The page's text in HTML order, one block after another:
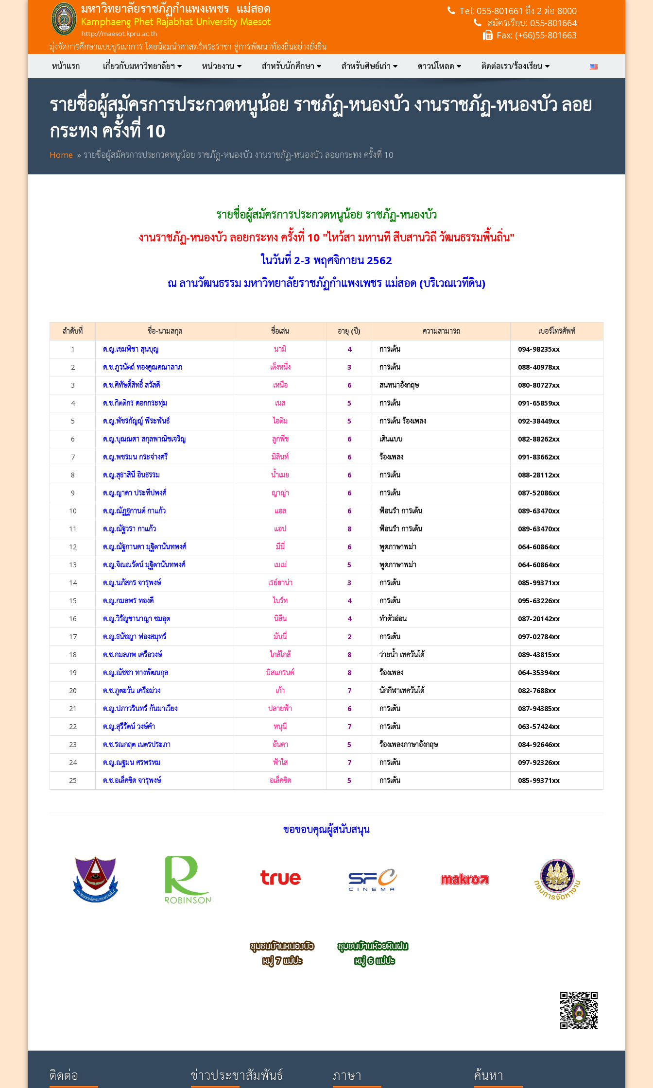
มุ่งจัดการศึกษาแบบบูรณาการ โดยน้อมนำศาสตร์พระราชา สู่การพัฒนาท้องถิ่นอย่างยั่งยืน
Tel: 055-801661 ถึง 2 ต่อ 8000
สมัครเรียน: 055-801664
Fax: (+66)55-801663
หน้าแรก เกี่ยวกับมหาวิทยาลัยฯ หน่วยงาน สำหรับนักศึกษา สำหรับศิษย์เก่า ดาวน์โหลด ติดต่อเรา/ร้องเรียน
รายชื่อผู้สมัครการประกวดหนูน้อย ราชภัฏ-หนองบัว งานราชภัฏ-หนองบัว ลอย
กระทง ครั้งที่ 10
Home รายชื่อผู้สมัครการประกวดหนูน้อย ราชภัฏ-หนองบัว งานราชภัฏ-หนองบัว ลอยกระทง ครั้งที่ 10
รายชื่อผู้สมัครการประกวดหนูน้อย ราชภัฏ-หนองบัว
งานราชภัฏ-หนองบัว ลอยกระทง ครั้งที่ 10 "ไหว้สา มหานที สืบสานวิถี วัฒนธรรมพื้นถิ่น"
ในวันที่ 2-3 พฤศจิกายน 2562
ณ ลานวัฒนธรรม มหาวิทยาลัยราชภัฏกำแพงเพชร แม่สอด (บริเวณเวทีดิน)
ลำดับที่ ชื่อ-นามสกุล ชื่อเล่น อายุ (ปี) ความสามารถ
เบอร์โทรศัพท์
1
ด.ญ.เขมพิชา สุนบุญ นามิ 4 การเต้น
094-98235xx
2
ด.ช.ภูวนัตถ์ ทองคูณคณาลาภ เต็งหนึ่ง 3 การเต้น
088-40978xx
3
ด.ช.ศิทัษดิ์สิทธิ์ สวัสดี เหนือ 6 สนทนาอังกฤษ
080-80727xx
4
ด.ช.กิตติกร ดอกกระทุ่ม เนส 5 การเต้น
091-65859xx
5
ด.ญ.พัชรกัญญ์ พีระพันธ์ ไอติม 5 การเต้น ร้องเพลง
092-38449xx
6
ด.ญ.บุณณดา สกุลพาณิชเจริญ ลูกพีช 6 เดินแบบ
082-88262xx
7
ด.ญ.พชรมน กระจ่างศรี มิลินท์ 6 ร้องเพลง
091-83662xx
8
ด.ญ.สุธาสินี อินธรรม น้ำเมย 6 การเต้น
088-28112xx
9
ด.ญ.ญาดา ประทีปพงศ์ ญาญ่า 6 การเต้น
087-52086xx
10
ด.ญ.ณัฏฐกานต์ กาแก้ว แอล 6 ฟ้อนรำ การเต้น
089-63470xx
11
ด.ญ.ณัฐวรา กาแก้ว แอป 8 ฟ้อนรำ การเต้น
089-63470xx
12
ด.ญ.ณัฐกานดา มุฐิตานันทพงศ์ มีมี่ 6 พูดภาษาพม่า
064-60864xx
13
ด.ญ.จิณณรัตน์ มุฐิตานันทพงศ์ เมเม่ 5 พูดภาษาพม่า
064-60864xx
14
ด.ญ.นภัสกร จารุพงษ์ เรย์ฮาน่า 3 การเต้น
085-99371xx
15
ด.ญ.กมลพร ทองดี ไบร์ท 4 การเต้น
095-63226xx
16
ด.ญ.วิรัญชานาญา ชมอุต นิลีน 4 ทำตัวอ่อน
087-20142xx
17
ด.ญ.ธนัชญา ฟองสมุทร์ มันนี่ 2 การเต้น
097-02784xx
18
ด.ช.กมลภพ เครือวงษ์ ใกล้ใกล้ 8 ว่ายน้ำ เทควันโด้
089-43815xx
19
ด.ญ.ณัชชา ทางพัฒนกุล มิสแกรนด์ 8 ร้องเพลง
064-35394xx
20
ด.ช.ภูตะวัน เครือม่วง เก้า 7 นักกีฬาเทควันโด้
082-7688xx
21
ด.ญ.ปภาวรินทร์ กันมาเวียง ปลายฟ้า 6 การเต้น
087-94385xx
22
ด.ญ.สุรีรัตน์ วงษ์คำ หนุนี 7 การเต้น
063-57424xx
23
ด.ช.รณกฤต เนตรประภา อันดา 5 ร้องเพลงภาษาอังกฤษ
084-92646xx
24
ด.ญ.ณฐมน ศรพรหม ฟ้าใส 7 การเต้น
097-92326xx
25
ด.ช.อเล็คซิด จารุพงษ์ อเล็คซิด 5 การเต้น 085-99371xx
ขอขอบคุณผู้สนับสนุน
ติดต่อ ข่าวประชาสัมพันธ์ ภาษา ค้นหา